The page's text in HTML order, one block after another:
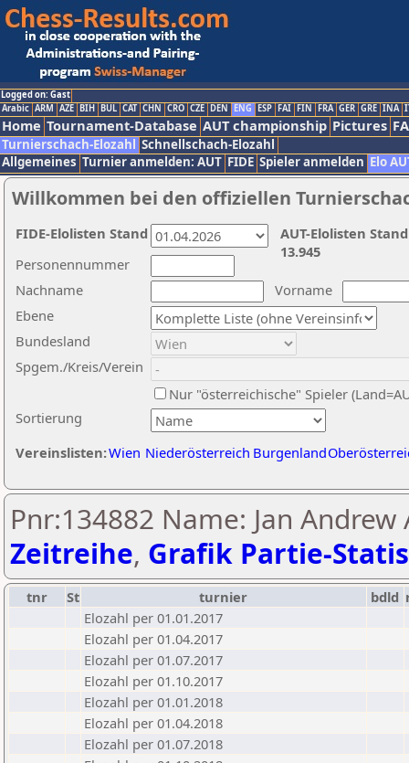
Logged on: Gast
Arabic ARM AZE BIH BUL CAT CHN CRO CZE DEN ENG ESP FAI FIN FRA GER GRE INA
Home Tournament-Database AUT championship Pictures
Turnierschach-Elozahl Schnellschach-Elozahl
Allgemeines Turnier anmelden: AUT FIDE Spieler anmelden Elo
Willkommen bei den offiziellen
Nachname
Vorname
Ebene
Sortierung
Personennummer
Bundesland
Spgem./Kreis/Verein
Nur "österreichische" Spieler
Vereinslisten:Wien Niederösterreich Burgenland
AUT-Elolisten
13.945
FIDE-Elolisten Stand
Pnr:134882 Name: Jan Andrew
Zeitreihe, Grafik Partie-
tnr St turnier bdld
Elozahl per 01.01.2017
Elozahl per 01.04.2017
Elozahl per 01.07.2017
Elozahl per 01.10.2017
Elozahl per 01.01.2018
Elozahl per 01.04.2018
Elozahl per 01.07.2018